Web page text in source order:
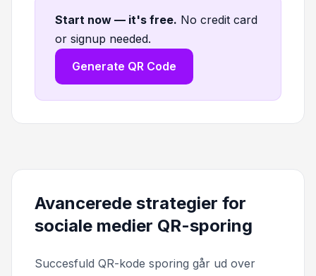
Start now — it's free. No credit card
or signup needed.
Generate QR Code
Avancerede strategier for
sociale medier QR-sporing
Succesfuld QR-kode sporing går ud over